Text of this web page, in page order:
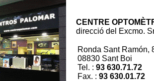
CENTRE
direcció del Excmo.
Ronda Sant Ramón,
08830 Sant Boi
Tel. : 93 630.71.72
Fax. : 93 630.01.72